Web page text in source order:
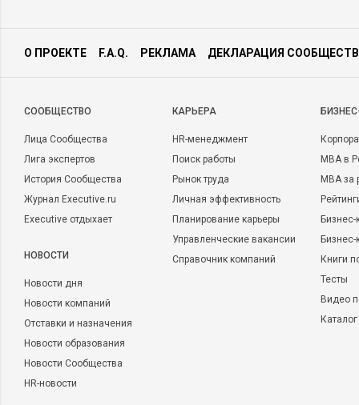
О ПРОЕКТЕ F.A.Q. РЕКЛАМА ДЕКЛАРАЦИЯ
CООБЩЕСТВО
Лица Сообщества
Лига экспертов
История Сообщества
Журнал Executive.ru
Executive отдыхает
НОВОСТИ
Новости дня
Новости компаний
Отставки и назначения
Новости образования
Новости Сообщества
HR-новости
КАРЬЕРА
HR-менеджмент
Поиск работы
Рынок труда
Личная эффективность
Планирование карьеры
Управленческие вакансии
Справочник компаний
MBA в
MBA
Бизнес-
Книги
Тесты
Видео